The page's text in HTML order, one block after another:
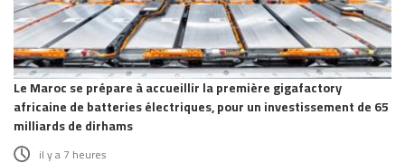
Le Maroc se prépare à accueillir la première gigafactory
africaine de batteries électriques, pour un investissement de 65
milliards de dirhams
il y a 7 heures